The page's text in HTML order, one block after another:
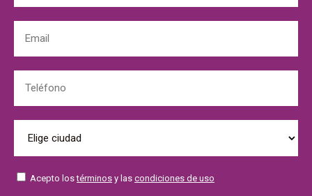
Acepto lostérminos y las condiciones de uso